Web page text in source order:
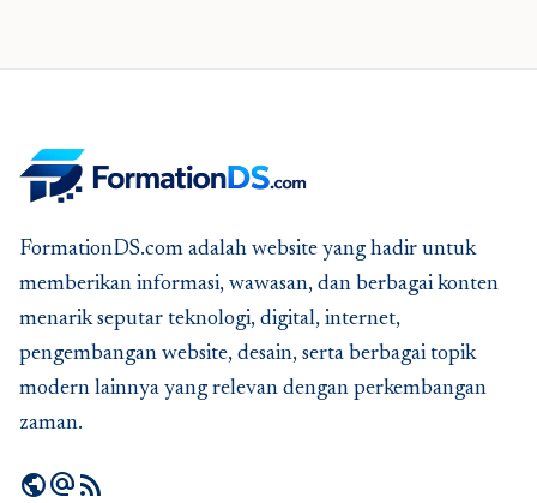
FormationDS.com adalah website yang hadir untuk
memberikan informasi, wawasan, dan berbagai konten
menarik seputar teknologi, digital, internet,
pengembangan website, desain, serta berbagai topik
modern lainnya yang relevan dengan perkembangan
zaman.
publicalternate_emailrss_feed